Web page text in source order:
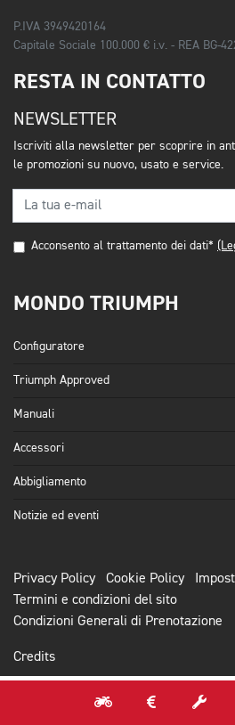
P.IVA 3949420164
Capitale Sociale 100.000 € i.v. - REA BG-
RESTA IN CONTATTO
NEWSLETTER
Iscriviti alla newsletter per scoprire in
le promozioni su nuovo, usato e service.
Acconsento al trattamento dei dati*
MONDO TRIUMPH
Configuratore
Triumph Approved
Manuali
Accessori
Abbigliamento
Notizie ed eventi
Privacy Policy Cookie Policy
Termini e condizioni del sito
Condizioni Generali di Prenotazione
Credits